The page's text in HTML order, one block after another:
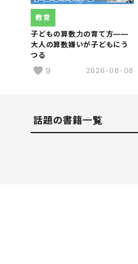
子どもの算数力の育て方――
大人の算数嫌いが子どもにう
つる
教育
9 2026-08-08
話題の書籍一覧